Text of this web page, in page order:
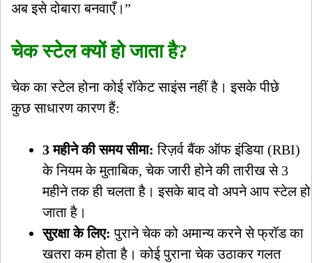
अब इसे दोबारा बनवाएँ।”
चेक स्टेल क्यों हो जाता है?
चेक का स्टेल होना कोई रॉकेट साइंस नहीं है। इसके पीछे
कुछ साधारण कारण हैं:
3 महीने की समय सीमा: रिज़र्व बैंक ऑफ इंडिया (RBI)
के नियम के मुताबिक, चेक जारी होने की तारीख से 3
महीने तक ही चलता है। इसके बाद वो अपने आप स्टेल हो
जाता है।
सुरक्षा के लिए: पुराने चेक को अमान्य करने से फ्रॉड का
खतरा कम होता है। कोई पुराना चेक उठाकर गलत